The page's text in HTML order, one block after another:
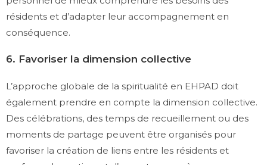
résidents et d’adapter leur accompagnement en
conséquence.
6. Favoriser la dimension collective
L’approche globale de la spiritualité en EHPAD doit
également prendre en compte la dimension collective.
Des célébrations, des temps de recueillement ou des
moments de partage peuvent être organisés pour
favoriser la création de liens entre les résidents et